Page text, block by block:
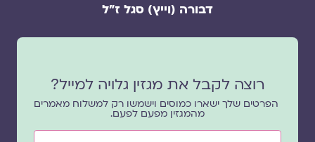
דבורה (וייץ) סגל ז"ל
רוצה לקבל את מגזין גלויה למייל?
הפרטים שלך ישארו כמוסים וישמשו רק למשלוח מאמרים
מהמגזין מפעם לפעם.
שם